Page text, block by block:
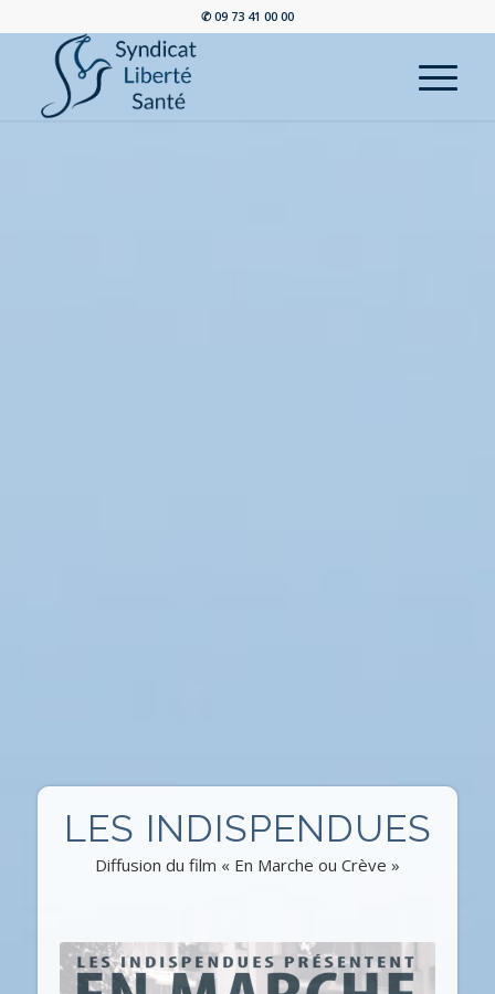
✆ 09 73 41 00 00
LES INDISPENDUES
Diffusion du film « En Marche ou Crève »